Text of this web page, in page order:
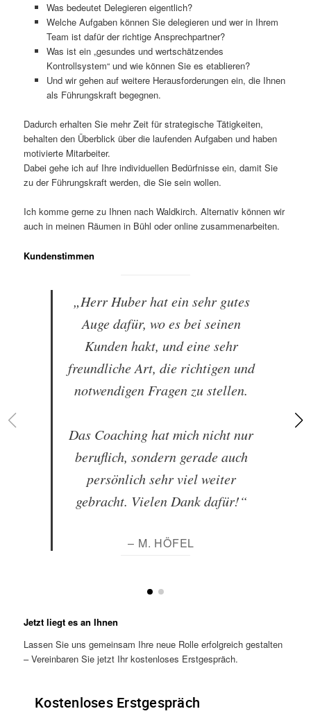
Was bedeutet Delegieren eigentlich?
Welche Aufgaben können Sie delegieren und wer in Ihrem
Team ist dafür der richtige Ansprechpartner?
Was ist ein „gesundes und wertschätzendes
Kontrollsystem“ und wie können Sie es etablieren?
Und wir gehen auf weitere Herausforderungen ein, die Ihnen
als Führungskraft begegnen.
Dadurch erhalten Sie mehr Zeit für strategische Tätigkeiten,
behalten den Überblick über die laufenden Aufgaben und haben
motivierte Mitarbeiter.
Dabei gehe ich auf Ihre individuellen Bedürfnisse ein, damit Sie
zu der Führungskraft werden, die Sie sein wollen.
Ich komme gerne zu Ihnen nach Waldkirch. Alternativ können wir
auch in meinen Räumen in Bühl oder online zusammenarbeiten.
Kundenstimmen
„Herr Huber hat ein sehr gutes
Auge dafür, wo es bei seinen
Kunden hakt, und eine sehr
freundliche Art, die richtigen und
notwendigen Fragen zu stellen.
Das Coaching hat mich nicht nur
beruflich, sondern gerade auch
persönlich sehr viel weiter
gebracht. Vielen Dank dafür!“
– M. HÖFEL
Jetzt liegt es an Ihnen
Lassen Sie uns gemeinsam Ihre neue Rolle erfolgreich gestalten
– Vereinbaren Sie jetzt Ihr kostenloses Erstgespräch.